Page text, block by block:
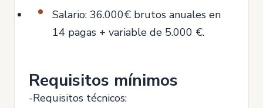
Salario: 36.000€ brutos anuales en
14 pagas + variable de 5.000 €.
Requisitos mínimos
-Requisitos técnicos: